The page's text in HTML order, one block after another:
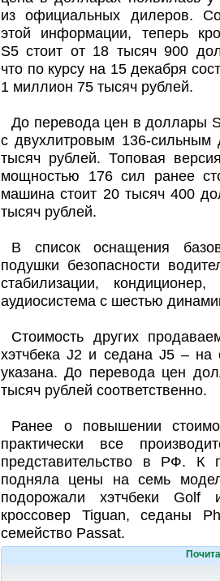
из официальных дилеров.
этой информации, теперь
S5 стоит от 18 тысяч 900
что по курсу на 15 декабря
1 миллион 75 тысяч рублей.
До перевода цен в доллары
с двухлитровым 136-сильным
тысяч рублей. Топовая
мощностью 176 сил ранее
машина стоит 20 тысяч 400
тысяч рублей.
В список оснащения
подушки безопасности
стабилизации,
аудиосистема с шестью
Стоимость других
хэтчбека J2 и седана J5 –
указана. До перевода цен
тысяч рублей соответственно.
Ранее о повышении
практически все
представительство в РФ. К
подняла цены на семь
подорожали хэтчбеки Golf
кроссовер Tiguan, седаны
семейство Passat.